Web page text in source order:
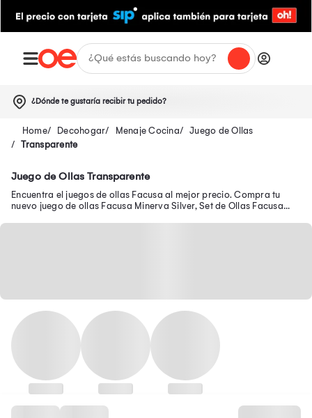
¿Dónde te gustaría recibir tu pedido?
Decohogar Menaje Cocina
Juego de Ollas
Transparente
Juego de Ollas Transparente
Encuentra el juegos de ollas Facusa al mejor precio. Compra tu
nuevo juego de ollas Facusa Minerva Silver, Set de Ollas Facusa